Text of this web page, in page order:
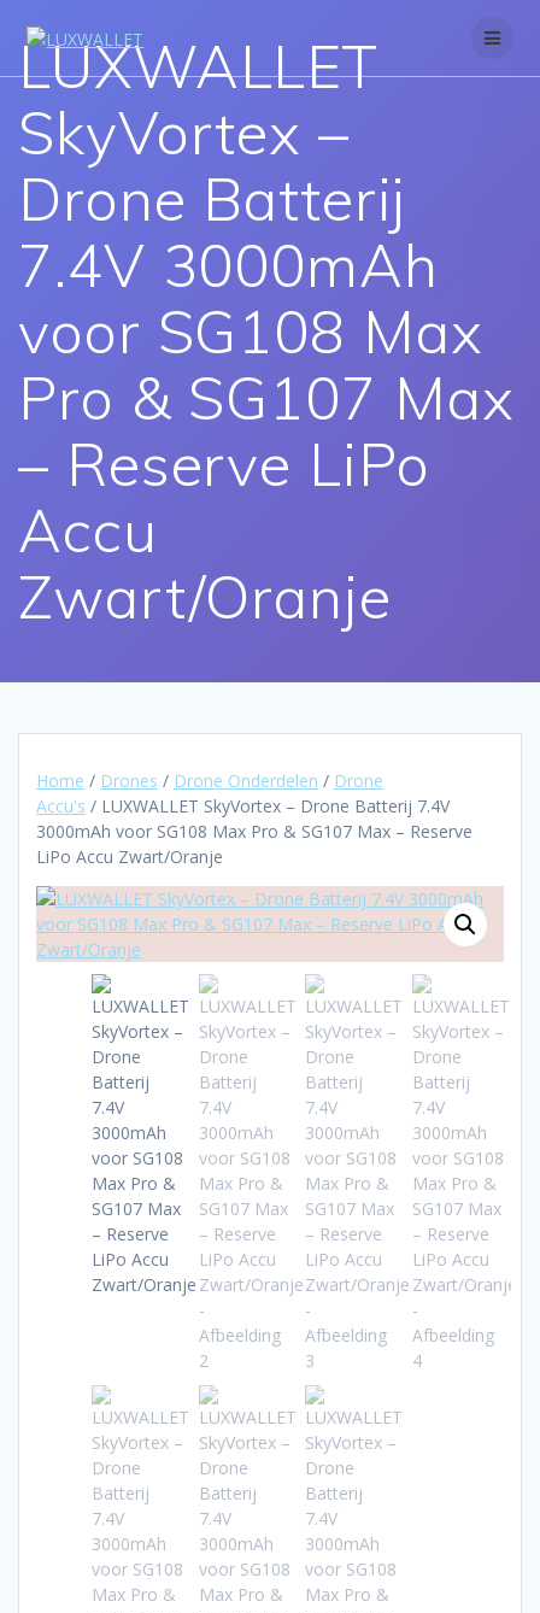
LUXWALLET
SkyVortex –
Drone Batterij
7.4V 3000mAh
voor SG108 Max
Pro & SG107 Max
– Reserve LiPo
Accu
Zwart/Oranje
Home / Drones / Drone Onderdelen / Drone
Accu's / LUXWALLET SkyVortex – Drone Batterij 7.4V
3000mAh voor SG108 Max Pro & SG107 Max – Reserve
LiPo Accu Zwart/Oranje